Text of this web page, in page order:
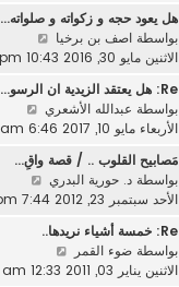
ر
ك
ة
م
ش
ا
ر
ك
ة
د
آ
خ
ر
ش
ر
ك
ة
هل يعود حجه و زكواته و صلواته…
بواسطة اصف بن برخيا
ا
د
آ
خ
ر
م
ش
ة
الاثنين مايو 30, 2016 10:43 pm
Re: هل يعتقد الزيدية ان الرسو…
بواسطة عبدالله الأشعري
ا
د
خ
ش
الأربعاء مايو 10, 2017 6:46 am
مَصابيح القلوب .. / قصة واقِ…
بواسطة د. حورية البدري
ا
خ
الأحد سبتمبر 23, 2012 7:44 pm
Re: خمسة أشياء نريدها..
بواسطة ضوء القمر
ا
الاثنين يناير 03, 2011 12:33 am